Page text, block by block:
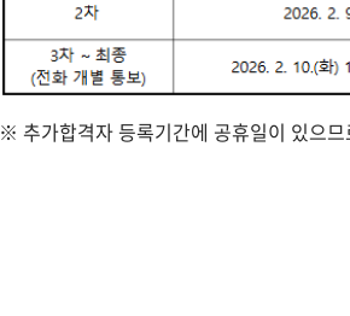
※ 추가합격자 등록기간에 공휴일이 있으